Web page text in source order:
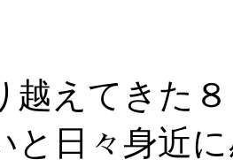
越えてきた
と日々身近